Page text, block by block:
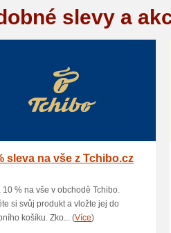
slevy a
sleva na vše z Tchibo.cz
10 % na vše v obchodě Tchibo.
si svůj produkt a vložte jej do
košíku. Zko... (Více)